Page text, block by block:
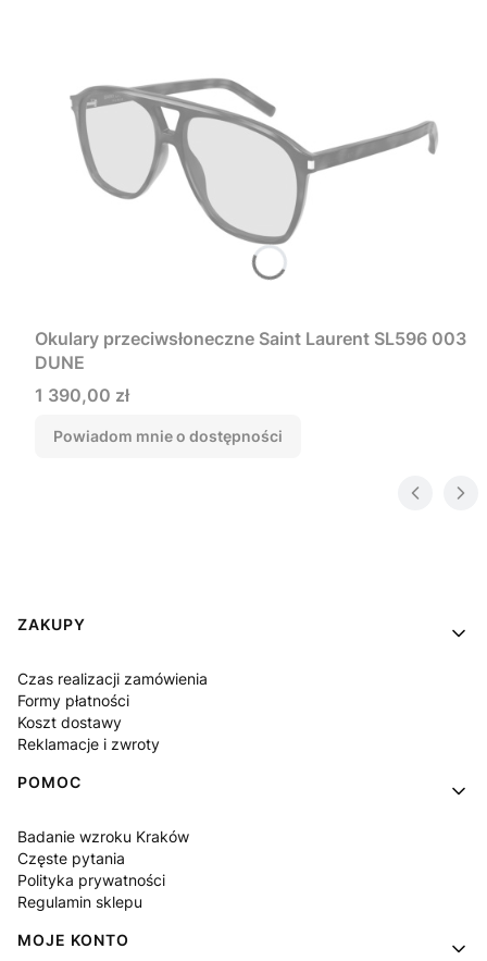
Okulary przeciwsłoneczne Saint Laurent SL596 003
DUNE
Cena
1 390,00 zł
Powiadom mnie o dostępności
Linki w stopce
ZAKUPY
Czas realizacji zamówienia
Formy płatności
Koszt dostawy
Reklamacje i zwroty
POMOC
Badanie wzroku Kraków
Częste pytania
Polityka prywatności
Regulamin sklepu
MOJE KONTO